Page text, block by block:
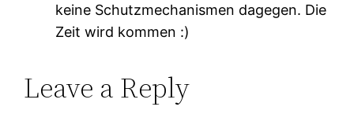
keine Schutzmechanismen dagegen. Die
Zeit wird kommen :)
Leave a Reply